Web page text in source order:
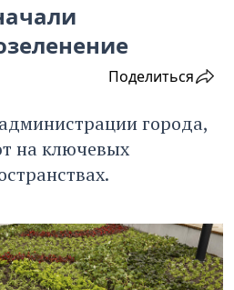
Поделиться
города,
на ключевых